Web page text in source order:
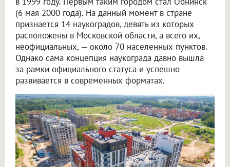
(6 мая 2000 года). На данный момент в стране
признается 14 наукоградов, девять из которых
расположены в Московской области, а всего их,
неофициальных, — около 70 населенных пунктов.
Однако сама концепция наукограда давно вышла
за рамки официального статуса и успешно
развивается в современных форматах.